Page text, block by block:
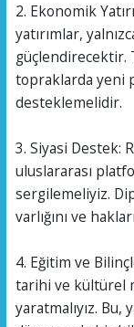
2. Ekonomik
yatırımlar,
güçlendirecektir.
topraklarda yeni
desteklemelidir.
3. Siyasi Destek:
uluslararası
sergilemeliyiz.
varlığını ve
4. Eğitim ve
tarihi ve kültürel
yaratmalıyız. Bu,